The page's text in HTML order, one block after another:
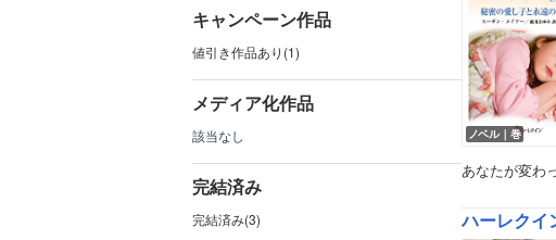
キャンペーン作品
値引き作品あり(1)
メディア化作品
該当なし
完結済み
完結済み(3)
ノベル｜巻
あなたが変わ
ハーレクイ